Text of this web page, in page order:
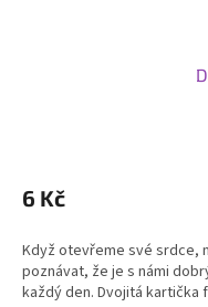
6 Kč
Když otevřeme své srdce,
poznávat, že je s námi
každý den. Dvojitá kartička